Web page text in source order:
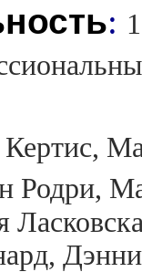
:
Родри,